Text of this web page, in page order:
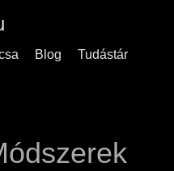
Blog
Tudástár